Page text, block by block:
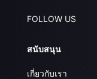
FOLLOW US
สนับสนุน
เกี่ยวกับเรา